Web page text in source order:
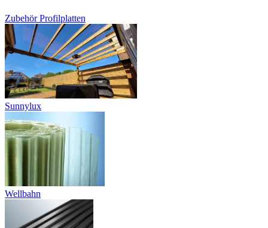
Zubehör Profilplatten
Sunnylux
Wellbahn